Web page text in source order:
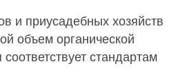
и приусадебных хозяйств
объем органической
стандартам